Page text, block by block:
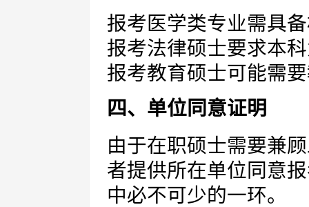
报考医学类专业需具
报考法律硕士要求本
报考教育硕士可能需
四、单位同意证明
由于在职硕士需要兼
者提供所在单位同意
中必不可少的一环。